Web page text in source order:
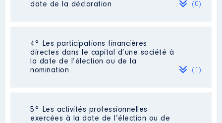
date de la déclaration
(0)
Néant
4° Les participations financières
directes dans le capital d’une société à
la date de l’élection ou de la
nomination
(1)
Société : SCI [Données non publiées]
Commentaire : [Données non publiées]
5° Les activités professionnelles
exercées à la date de l’élection ou de